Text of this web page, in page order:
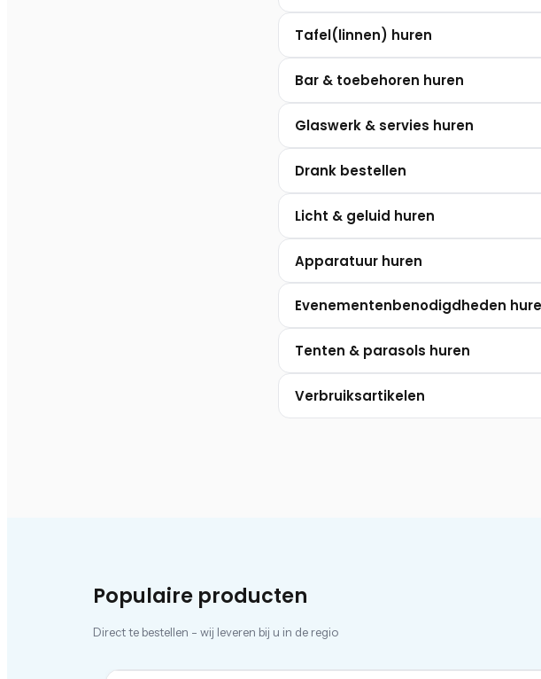
Tafel(linnen) huren
Bar & toebehoren huren
Glaswerk & servies huren
Drank bestellen
Licht & geluid huren
Apparatuur huren
Evenementenbenodigdheden
Tenten & parasols huren
Verbruiksartikelen
Populaire producten
Direct te bestellen - wij leveren bij u in de regio